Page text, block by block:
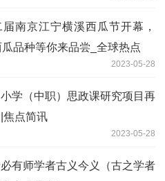
南京江宁横溪西瓜节开幕，
品种等你来品尝_全球热点
2023-05-28
学（中职）思政课研究项目再
焦点简讯
2023-05-28
有师学者古义今义（古之学者